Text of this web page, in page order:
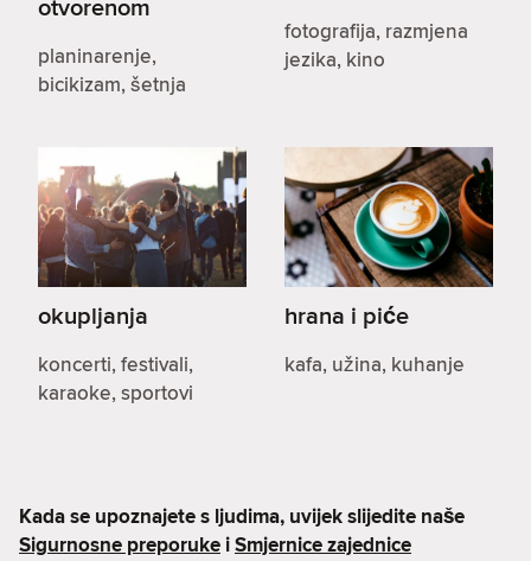
otvorenom
planinarenje,
bicikizam, šetnja
fotografija, razmjena
jezika, kino
okupljanja
koncerti, festivali,
karaoke, sportovi
hrana i piće
kafa, užina, kuhanje
Kada se upoznajete s ljudima, uvijek slijedite naše
Sigurnosne preporuke iSmjernice zajednice